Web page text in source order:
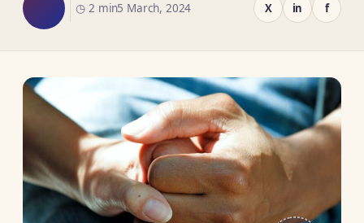
◷ 2 min5 March, 2024 X in f